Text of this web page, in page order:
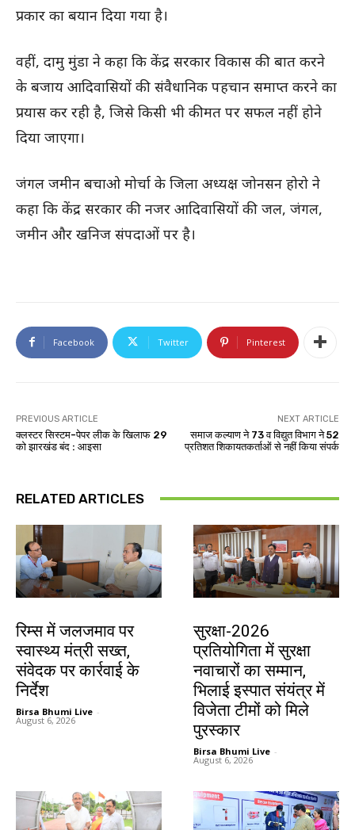
प्रकार का बयान दिया गया है।
वहीं, दामु मुंडा ने कहा कि केंद्र सरकार विकास की बात करने
के बजाय आदिवासियों की संवैधानिक पहचान समाप्त करने का
प्रयास कर रही है, जिसे किसी भी कीमत पर सफल नहीं होने
दिया जाएगा।
जंगल जमीन बचाओ मोर्चा के जिला अध्यक्ष जोनसन होरो ने
कहा कि केंद्र सरकार की नजर आदिवासियों की जल, जंगल,
जमीन और खनिज संपदाओं पर है।
Facebook Twitter Pinterest
PREVIOUS ARTICLE
क्लस्टर सिस्टम-पेपर लीक के खिलाफ 29
को झारखंड बंद : आइसा
NEXT ARTICLE
समाज कल्याण ने 73 व विद्युत विभाग ने 52
प्रतिशत शिकायतकर्ताओं से नहीं किया संपर्क
RELATED ARTICLES
रिम्स में जलजमाव पर
स्वास्थ्य मंत्री सख्त,
संवेदक पर कार्रवाई के
निर्देश
Birsa Bhumi Live -
August 6, 2026
सुरक्षा-2026
प्रतियोगिता में सुरक्षा
नवाचारों का सम्मान,
भिलाई इस्पात संयंत्र में
विजेता टीमों को मिले
पुरस्कार
Birsa Bhumi Live -
August 6, 2026